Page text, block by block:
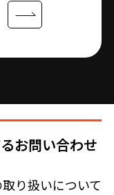
お問い合わせ
り扱いについて